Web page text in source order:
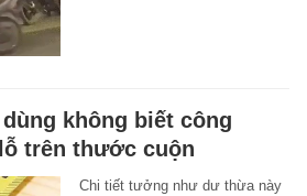
không biết công
trên thước cuộn
Chi tiết tưởng như dư thừa này